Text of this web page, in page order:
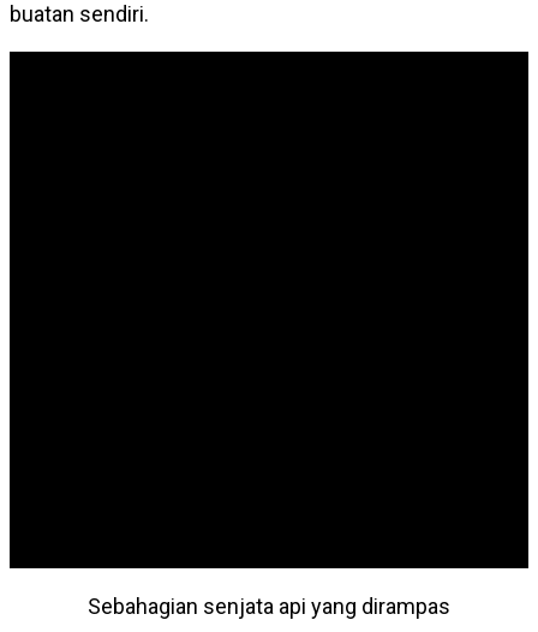
buatan sendiri.
Sebahagian senjata api yang dirampas